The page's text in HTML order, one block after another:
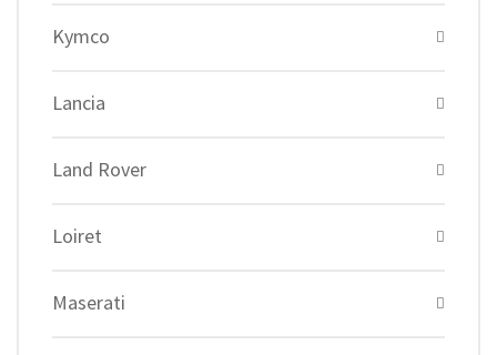
Kymco
Lancia
Land Rover
Loiret
Maserati